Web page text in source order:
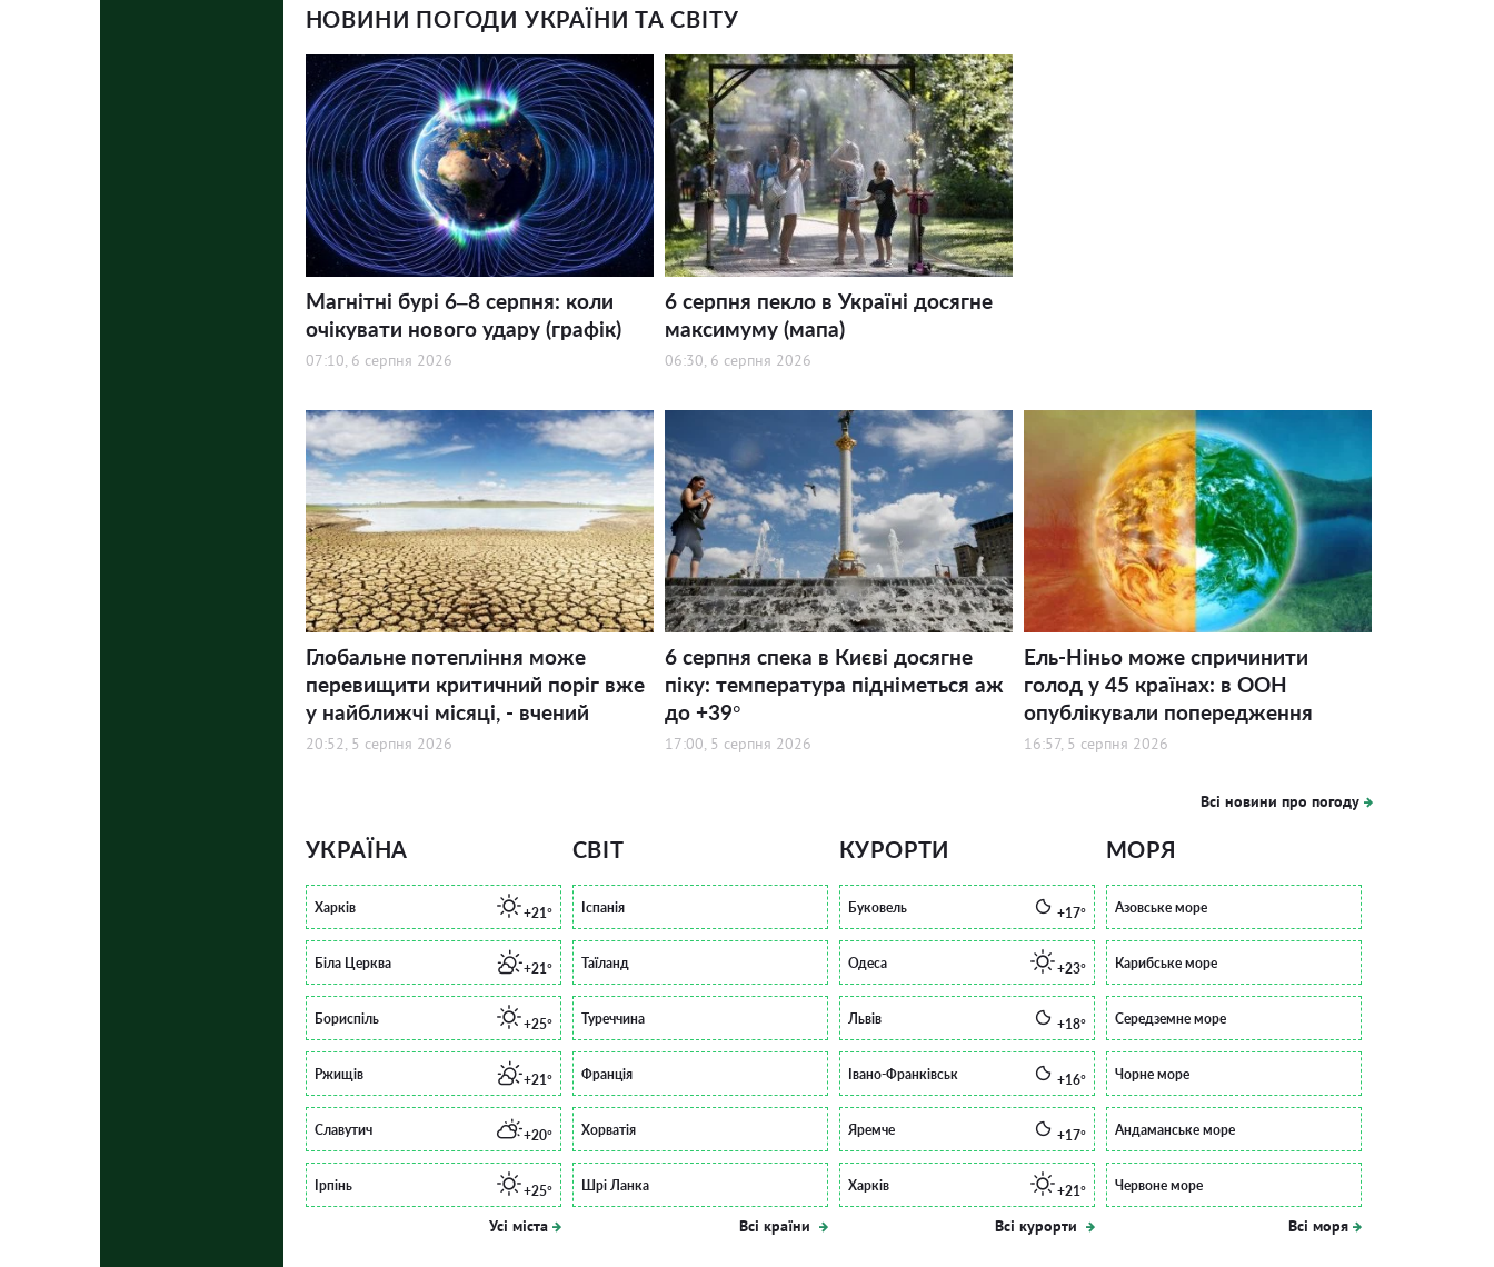
НОВИНИ ПОГОДИ УКРАЇНИ ТА СВІТУ
Магнітні бурі 6–8 серпня: коли
очікувати нового удару (графік)
07:10, 6 серпня 2026
6 серпня пекло в Україні досягне
максимуму (мапа)
06:30, 6 серпня 2026
Глобальне потепління може
перевищити критичний поріг вже
у найближчі місяці, - вчений
20:52, 5 серпня 2026
6 серпня спека в Києві досягне
піку: температура підніметься аж
до +39°
17:00, 5 серпня 2026
Ель-Ніньо може спричинити
голод у 45 країнах: в ООН
опублікували попередження
16:57, 5 серпня 2026
Всі новини про погоду
УКРАЇНА
Харків +21°
Біла Церква +21°
Бориспіль +25°
Ржищів +21°
Славутич +20°
Ірпінь +25°
Усі міста
СВІТ
Іспанія
Таїланд
Туреччина
Франція
Хорватія
Шрі Ланка
Всі країни
КУРОРТИ
Буковель +17°
Одеса +23°
Львів +18°
Івано-Франківськ +16°
Яремче +17°
Харків +21°
Всі курорти
МОРЯ
Азовське море
Карибське море
Середземне море
Чорне море
Андаманське море
Червоне море
Всі моря